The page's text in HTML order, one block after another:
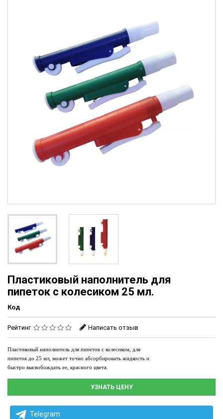
Пластиковый наполнитель для
пипеток с колесиком 25 мл.
Код
Рейтинг Написать отзыв
Пластиковый наполнитель для пипеток с колесиком для
пипеток до 25 мл, может точно абсорбировать жидкость и
быстро высвобождать ее, красного цвета.
УЗНАТЬ ЦЕНУ
Telegram